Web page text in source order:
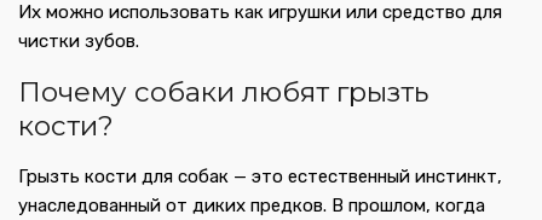
Их можно использовать как игрушки или средство для
чистки зубов.
Почему собаки любят грызть
кости?
Грызть кости для собак — это естественный инстинкт,
унаследованный от диких предков. В прошлом, когда